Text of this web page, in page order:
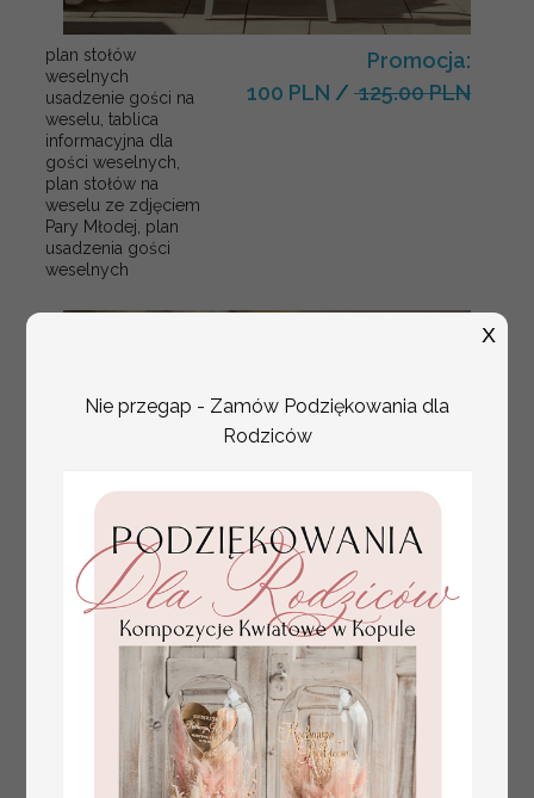
plan stołów
weselnych
usadzenie gości na
weselu, tablica
informacyjna dla
gości weselnych,
plan stołów na
weselu ze zdjęciem
Pary Młodej, plan
usadzenia gości
weselnych
Promocja:
100 PLN / 125.00 PLN
złote winietki na komunię, winietka
dekoracja stołu na komunii, komunijne
winietki z naturalnym kłosem
4.50 PLN
Nie przegap - Zamów Podziękowania dla
Rodziców
X